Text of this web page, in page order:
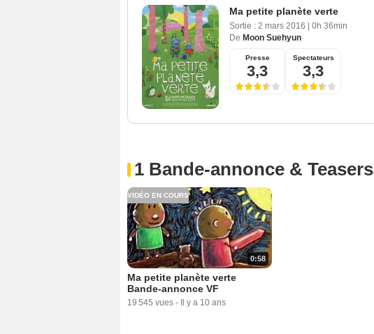
Ma petite planète verte
Sortie : 2 mars 2016
0h 36min
De Moon Suehyun
Presse
3,3
Spectateurs
3,3
1 Bande-annonce & Teasers
0:58
VIDÉO EN COURS
Ma petite planète verte
Bande-annonce VF
19 545 vues - Il y a 10 ans